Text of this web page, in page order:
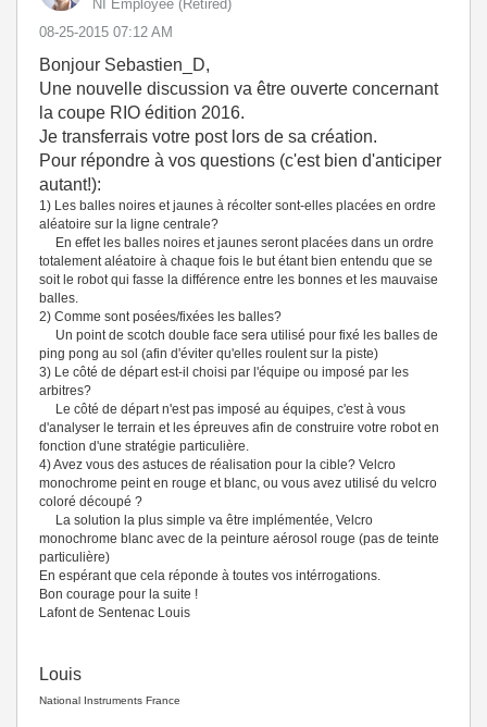
NI Employee (retired)
‎08-25-2015 07:12 AM
Bonjour Sebastien_D,
Une nouvelle discussion va être ouverte concernant
la coupe RIO édition 2016.
Je transferrais votre post lors de sa création.
Pour répondre à vos questions (c'est bien d'anticiper
autant!):
1) Les balles noires et jaunes à récolter sont-elles placées en ordre
aléatoire sur la ligne centrale?
En effet les balles noires et jaunes seront placées dans un ordre
totalement aléatoire à chaque fois le but étant bien entendu que se
soit le robot qui fasse la différence entre les bonnes et les mauvaise
balles.
2) Comme sont posées/fixées les balles?
Un point de scotch double face sera utilisé pour fixé les balles de
ping pong au sol (afin d'éviter qu'elles roulent sur la piste)
3) Le côté de départ est-il choisi par l'équipe ou imposé par les
arbitres?
Le côté de départ n'est pas imposé au équipes, c'est à vous
d'analyser le terrain et les épreuves afin de construire votre robot en
fonction d'une stratégie particulière.
4) Avez vous des astuces de réalisation pour la cible? Velcro
monochrome peint en rouge et blanc, ou vous avez utilisé du velcro
coloré découpé ?
La solution la plus simple va être implémentée, Velcro
monochrome blanc avec de la peinture aérosol rouge (pas de teinte
particulière)
En espérant que cela réponde à toutes vos intérrogations.
Bon courage pour la suite !
Lafont de Sentenac Louis
Louis
National Instruments France